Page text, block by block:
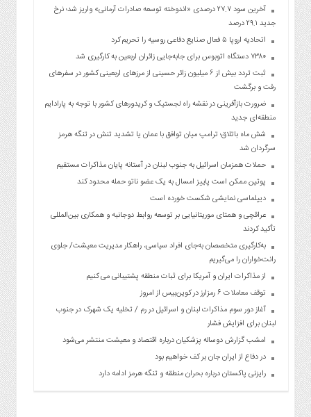
آخرین سود ۲۷.۷ درصدی «اندوخته توسعه صادرات آرمانی» واریز شد؛ نرخ
جدید ۲۹.۱ درصد
اتحادیه اروپا ۵ فعال صنایع دفاعی روسیه را تحریم کرد
۷۳۸۰ دستگاه اتوبوس برای جابه‌جایی زائران اربعین به‌ کارگیری شد
ثبت تردد بیش از ۶ میلیون زائر حسینی از مرزهای اربعینی کشور در سفرهای
رفت و برگشت
ضرورت بازآفرینی در نقشه راه لجستیک و کریدورهای کشور با توجه به پارادایم
منطقه‌ای جدید
شش ماه باتلاق؛ ترامپ میان توافق با عمان یا تشدید تنش در تنگه هرمز
سرگردان شد
حملات همزمان اسرائیل به جنوب لبنان در آستانه پایان مذاکرات مستقیم
پوتین ممکن است پاییز امسال به یک عضو ناتو حمله محدود کند
دیپلماسی نمایشی شکست خورده است
عراقچی و همتای موریتانیایی بر توسعه روابط دوجانبه و همکاری بین‌المللی
تأکید کردند
به‌کارگیری متخصصان به‌جای افراد سیاسی، راهکار مدیریت معیشت/ جلوی
رانت‌خواران را می‌گیریم
از مذاکرات ایران و آمریکا برای ثبات منطقه پشتیبانی می کنیم
توقف معاملات ۶ رمزارز در کوین‌بیس از امروز
آغاز دور سوم مذاکرات لبنان و اسرائیل در رم / تخلیه یک شهرک در جنوب
لبنان برای افزایش فشار
امشب گزارش دوساله پزشکیان درباره اقتصاد و معیشت منتشر می‌شود
در دفاع از ایران جان بر کف خواهیم بود
رایزنی پاکستان درباره بحران منطقه و تنگه هرمز ادامه دارد